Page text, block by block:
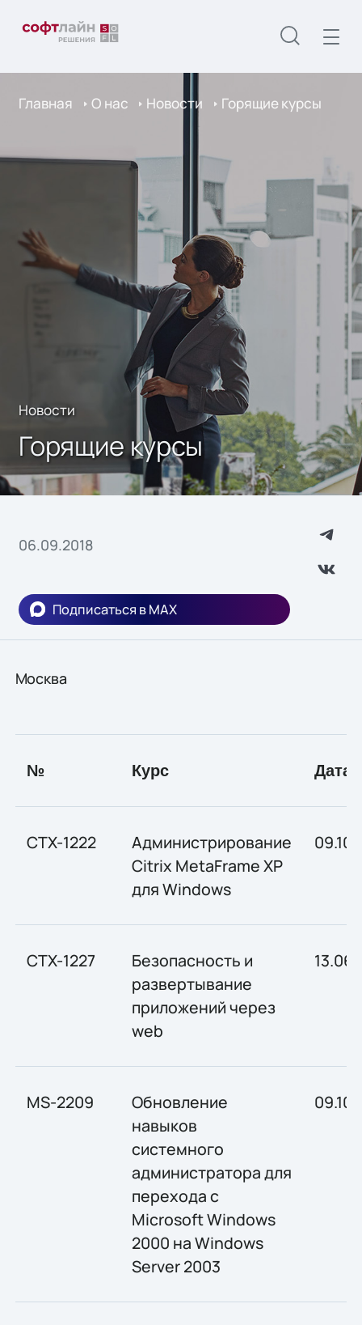
Главная О нас Новости Горящие курсы
Новости
Горящие курсы
06.09.2018
Подписаться в MAX
Москва
№ Курс Дата
CTX-1222
Администрирование
Citrix MetaFrame XP
для Windows
09.10-
CTX-1227
Безопасность и
развертывание
приложений через
web
13.06
MS-2209
Обновление
навыков
системного
администратора для
перехода с
Microsoft Windows
2000 на Windows
Server 2003
09.10-